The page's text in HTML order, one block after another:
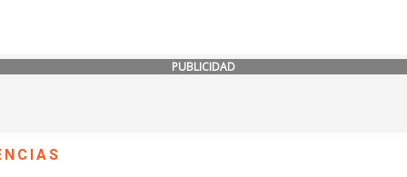
PUBLICIDAD